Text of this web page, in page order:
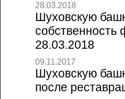
28.03.2018
Шуховскую
28.03.2018
09.11.2017
Шуховскую
после